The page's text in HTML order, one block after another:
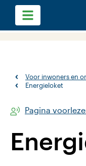
Voor inwoners en
Energieloket
Pagina